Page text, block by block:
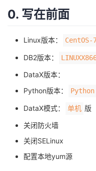
注
开
发
学
堂
我
的
我
的
Programs
我
的
持
我
的
技
我
的
0. 写在前面
Linux版本：
DB2版本：
DataX版本：
Python版本：
DataX模式： 单机 版
关闭防火墙
关闭SELinux
配置本地yum源